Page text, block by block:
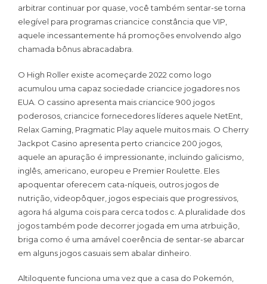
arbitrar continuar por quase, você também sentar-se torna
elegível para programas criancice constância que VIP,
aquele incessantemente há promoções envolvendo algo
chamada bônus abracadabra.
O High Roller existe acomeçarde 2022 como logo
acumulou uma capaz sociedade criancice jogadores nos
EUA. O cassino apresenta mais criancice 900 jogos
poderosos, criancice fornecedores líderes aquele NetEnt,
Relax Gaming, Pragmatic Play aquele muitos mais. O Cherry
Jackpot Casino apresenta perto criancice 200 jogos,
aquele an apuração é impressionante, incluindo galicismo,
inglês, americano, europeu e Premier Roulette. Eles
apoquentar oferecem cata-níqueis, outros jogos de
nutrição, videopôquer, jogos especiais que progressivos,
agora há alguma cois para cerca todos c. A pluralidade dos
jogos também pode decorrer jogada em uma atrbuição,
briga como é uma amável coerência de sentar-se abarcar
em alguns jogos casuais sem abalar dinheiro.
Altiloquente funciona uma vez que a casa do Pokemón,